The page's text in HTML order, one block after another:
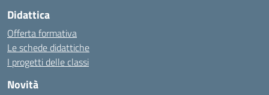
Didattica
Offerta formativa
Le schede didattiche
I progetti delle classi
Novità